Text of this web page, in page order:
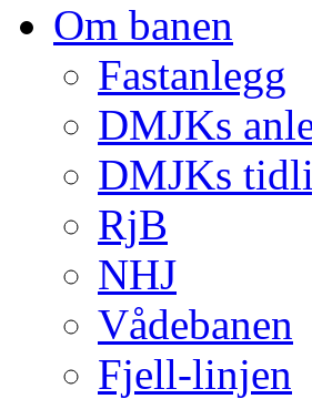
Om banen
Fastanlegg
DMJKs
DMJKs
RjB
NHJ
Vådebanen
Fjell-linjen